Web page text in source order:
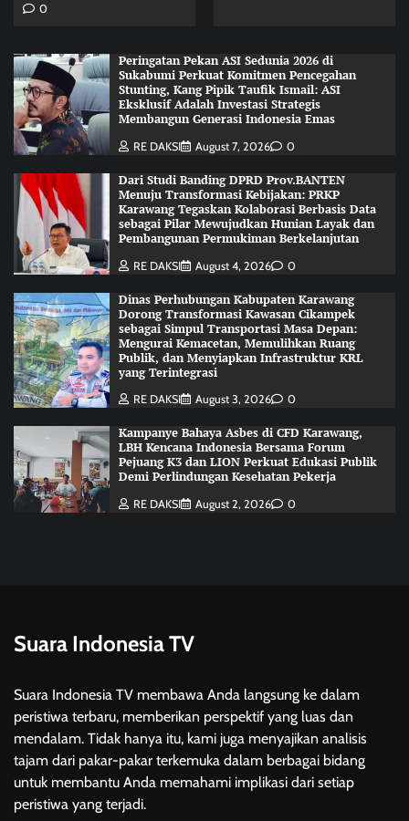
0
Peringatan Pekan ASI Sedunia 2026 di
Sukabumi Perkuat Komitmen Pencegahan
Stunting, Kang Pipik Taufik Ismail: ASI
Eksklusif Adalah Investasi Strategis
Membangun Generasi Indonesia Emas
RE DAKSI August 7, 2026 0
Dari Studi Banding DPRD Prov.BANTEN
Menuju Transformasi Kebijakan: PRKP
Karawang Tegaskan Kolaborasi Berbasis Data
sebagai Pilar Mewujudkan Hunian Layak dan
Pembangunan Permukiman Berkelanjutan
RE DAKSI August 4, 2026 0
Dinas Perhubungan Kabupaten Karawang
Dorong Transformasi Kawasan Cikampek
sebagai Simpul Transportasi Masa Depan:
Mengurai Kemacetan, Memulihkan Ruang
Publik, dan Menyiapkan Infrastruktur KRL
yang Terintegrasi
RE DAKSI August 3, 2026 0
Kampanye Bahaya Asbes di CFD Karawang,
LBH Kencana Indonesia Bersama Forum
Pejuang K3 dan LION Perkuat Edukasi Publik
Demi Perlindungan Kesehatan Pekerja
RE DAKSI August 2, 2026 0
Suara Indonesia TV
Suara Indonesia TV membawa Anda langsung ke dalam
peristiwa terbaru, memberikan perspektif yang luas dan
mendalam. Tidak hanya itu, kami juga menyajikan analisis
tajam dari pakar-pakar terkemuka dalam berbagai bidang
untuk membantu Anda memahami implikasi dari setiap
peristiwa yang terjadi.